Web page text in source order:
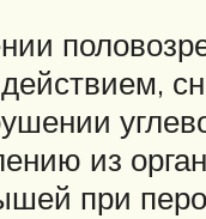
из
при